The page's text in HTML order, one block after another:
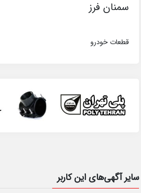
سمنان فرز
قطعات خودرو
سایر آگهی‌های این کاربر